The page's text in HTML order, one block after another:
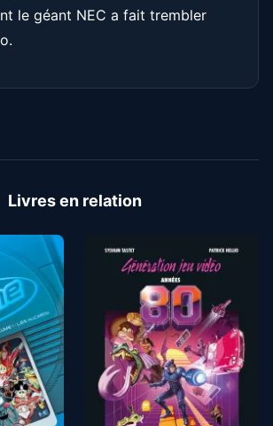
le géant NEC a fait trembler
Livres en relation